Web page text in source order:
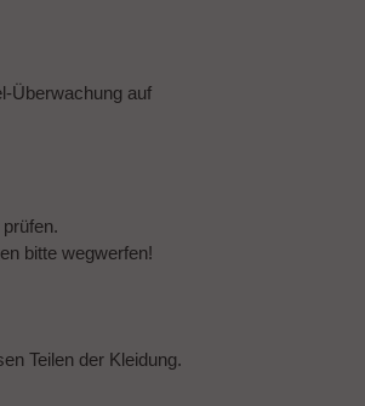
Überwachung auf
bitte wegwerfen!
Teilen der Kleidung.